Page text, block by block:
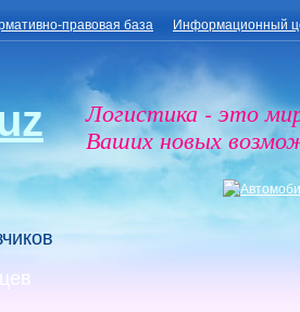
правовая база Информационный
Логистика - это
Ваших новых